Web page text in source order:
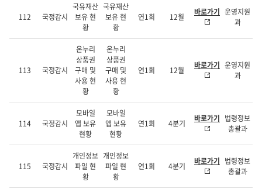
112 국정감시
국유재산
보유 현
황
국유재산
보유 현
황
연1회 12월 바로가기 운영지원
과
113 국정감시
온누리
상품권
구매 및
사용 현
황
온누리
상품권
구매 및
사용 현
황
연1회 12월 바로가기 운영지원
과
114 국정감시
모바일
앱 보유
현황
모바일
앱 보유
현황
연1회 4분기 바로가기 법령정보
총괄과
115 국정감시
개인정보
파일 현
황
개인정보
파일 현
황
연1회 4분기 바로가기 법령정보
총괄과